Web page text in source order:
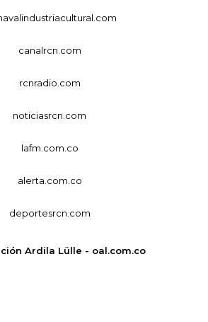
canalrcn.com
rcnradio.com
noticiasrcn.com
lafm.com.co
alerta.com.co
deportesrcn.com
Ardila Lülle - oal.com.co